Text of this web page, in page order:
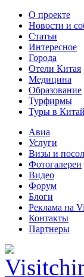
О проекте
Новости и
Статьи
Интересное
Города
Отели Китая
Медицина
Образование
Турфирмы
Туры в Китай
Авиа
Услуги
Визы и
Фотогалереи
Видео
Форум
Блоги
Реклама на
Контакты
Партнеры